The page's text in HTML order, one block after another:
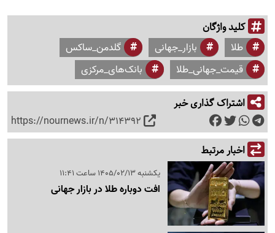
کلید واژگان
طلا بازار_جهانی
گلدمن_ساکس
قیمت_جهانی_طلا
بانک‌های_مرکزی
اشتراک گذاری خبر
https://nournews.ir/n/314392
اخبار مرتبط
یکشنبه 1405/02/13 ساعت 11:41
افت دوباره طلا در بازار جهانی